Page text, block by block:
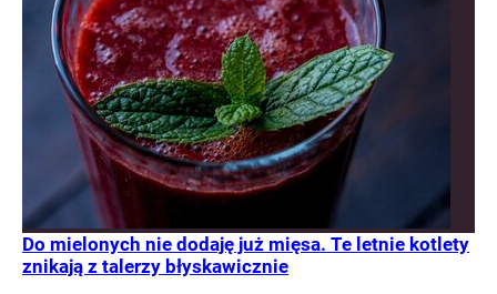
Do mielonych nie dodaję już mięsa. Te letnie kotlety
znikają z talerzy błyskawicznie